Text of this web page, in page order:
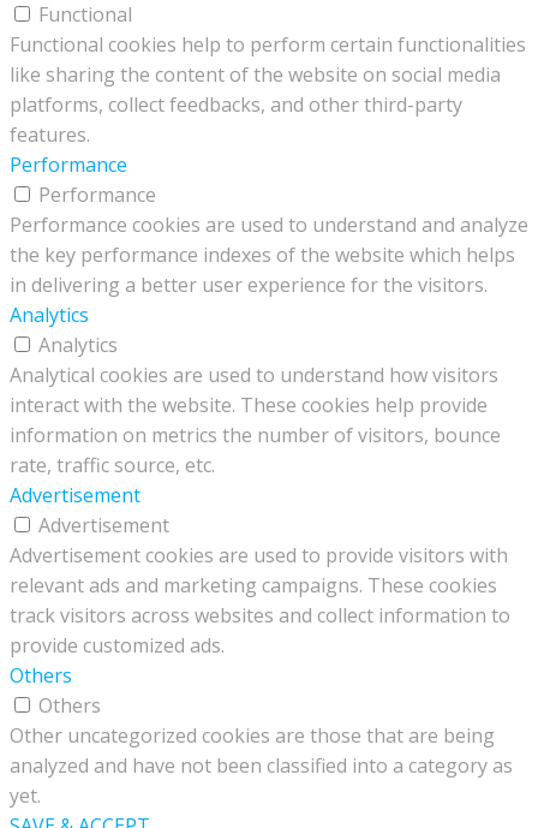
Functional
Functional cookies help to perform certain functionalities
like sharing the content of the website on social media
platforms, collect feedbacks, and other third-party
features.
Performance
Performance
Performance cookies are used to understand and analyze
the key performance indexes of the website which helps
in delivering a better user experience for the visitors.
Analytics
Analytics
Analytical cookies are used to understand how visitors
interact with the website. These cookies help provide
information on metrics the number of visitors, bounce
rate, traffic source, etc.
Advertisement
Advertisement
Advertisement cookies are used to provide visitors with
relevant ads and marketing campaigns. These cookies
track visitors across websites and collect information to
provide customized ads.
Others
Others
Other uncategorized cookies are those that are being
analyzed and have not been classified into a category as
yet.